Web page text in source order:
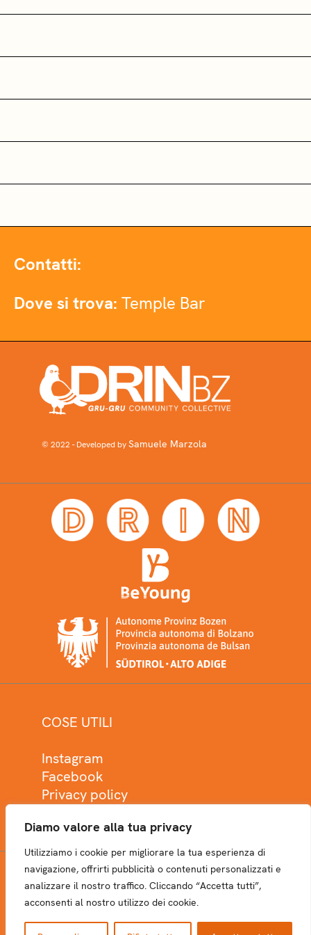
Diamo valore alla tua privacy
Utilizziamo i cookie per migliorare la tua esperienza di
navigazione, offrirti pubblicità o contenuti personalizzati e
analizzare il nostro traffico. Cliccando “Accetta tutti”,
acconsenti al nostro utilizzo dei cookie.
Contatti:
Dove si trova: Temple Bar
© 2022 - Developed bySamuele Marzola
COSE UTILI
Instagram
Facebook
Privacy policy
NEWSLETTER